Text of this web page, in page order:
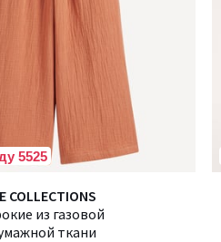
5525
COLLECTIONS
из газовой
ткани